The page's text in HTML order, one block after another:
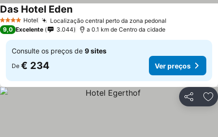
4 EstrelasHotel Localização central perto da zona pedonal
Das Hotel EdenVer preços
9,0 Excelente 3.044 a 0.1 km de Centro da cidade
Consulte os preços de 9 sites
De € 234 Ver preços
Partilhar